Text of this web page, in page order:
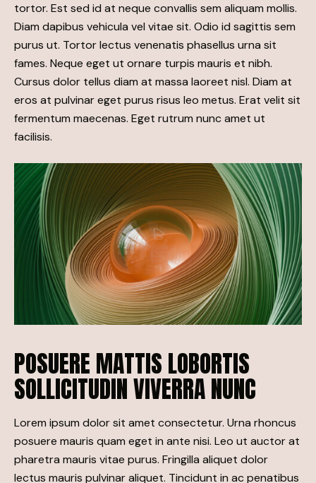
tortor. Est sed id at neque convallis sem aliquam mollis.
Diam dapibus vehicula vel vitae sit. Odio id sagittis sem
purus ut. Tortor lectus venenatis phasellus urna sit
fames. Neque eget ut ornare turpis mauris et nibh.
Cursus dolor tellus diam at massa laoreet nisl. Diam at
eros at pulvinar eget purus risus leo metus. Erat velit sit
fermentum maecenas. Eget rutrum nunc amet ut
facilisis.
POSUERE MATTIS LOBORTIS
SOLLICITUDIN VIVERRA NUNC
Lorem ipsum dolor sit amet consectetur. Urna rhoncus
posuere mauris quam eget in ante nisi. Leo ut auctor at
pharetra mauris vitae purus. Fringilla aliquet dolor
lectus mauris pulvinar aliquet. Tincidunt in ac penatibus